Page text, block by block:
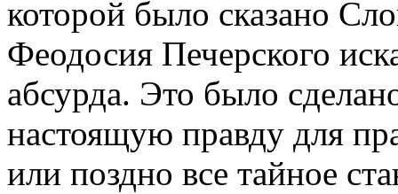
которой было сказано
Феодосия Печерского
абсурда. Это было
настоящую правду для
или поздно все тайное